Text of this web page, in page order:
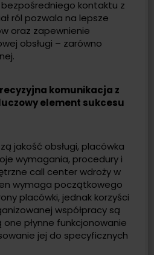
kontaktu z
ról pozwala na lepsze
oraz zapewnienie
obsługi – zarówno
komunikacja z
element sukcesu
jakość obsługi, placówka
wymagania, procedury i
call center wdroży w
wymaga początkowego
placówki, jednak korzyści
współpracy są
płynne funkcjonowanie
jej do specyficznych